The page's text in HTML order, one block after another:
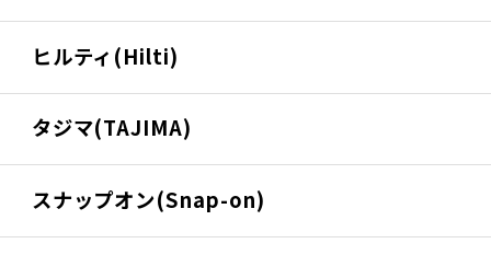
ヒルティ(Hilti)
タジマ(TAJIMA)
スナップオン(Snap-on)